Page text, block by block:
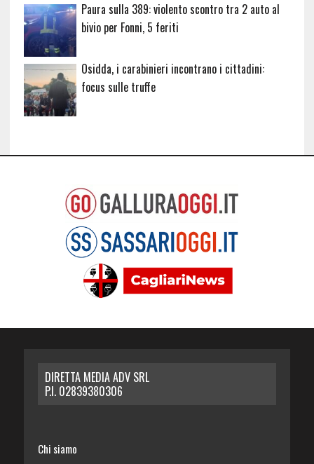
Paura sulla 389: violento scontro tra 2 auto al
bivio per Fonni, 5 feriti
Osidda, i carabinieri incontrano i cittadini:
focus sulle truffe
DIRETTA MEDIA ADV SRL
P.I. 02839380306
Chi siamo